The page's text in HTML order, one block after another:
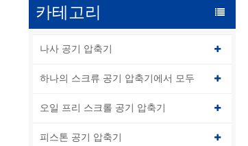
카테고리
나사 공기 압축기
하나의 스크류 공기 압축기에서 모두
오일 프리 스크롤 공기 압축기
피스톤 공기 압축기